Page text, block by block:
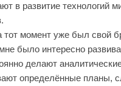
в развитие технологий
тот момент уже был свой
было интересно
делают
определённые планы,